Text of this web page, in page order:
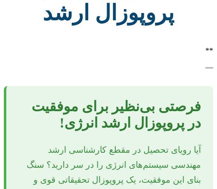
پروپوزال ارشد
**
—
فرصتی بی‌نظیر برای موفقیت
در پروپوزال ارشد انرژی!
آیا رویای تحصیل در مقطع کارشناسی ارشد
مهندسی سیستم‌های انرژی را در سر دارید؟ سنگ
بنای این موفقیت، یک پروپوزال تحقیقاتی قوی و